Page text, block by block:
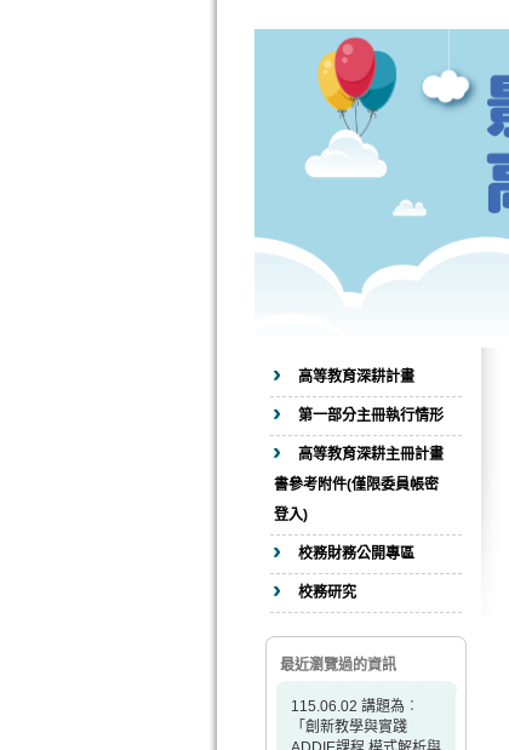
高等教育深耕計畫
第一部分主冊執行情形
高等教育深耕主冊計畫
書參考附件(僅限委員帳密
登入)
校務財務公開專區
校務研究
最近瀏覽過的資訊
115.06.02 講題為︰
「創新教學與實踐